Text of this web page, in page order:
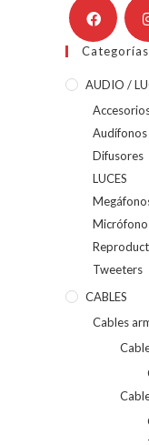
AUDIO /
Audífonos
Difusores
LUCES
Tweeters
CABLES
Cables